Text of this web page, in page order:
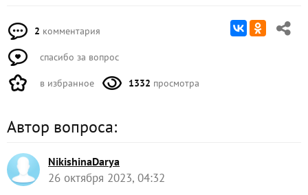
2 комментария
спасибо за вопрос
в избранное 1332 просмотра
Автор вопроса:
NikishinaDarya
26 октября 2023, 04:32